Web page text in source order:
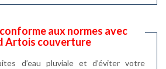
aux normes avec
Artois couverture
d’eau pluviale et d’éviter votre